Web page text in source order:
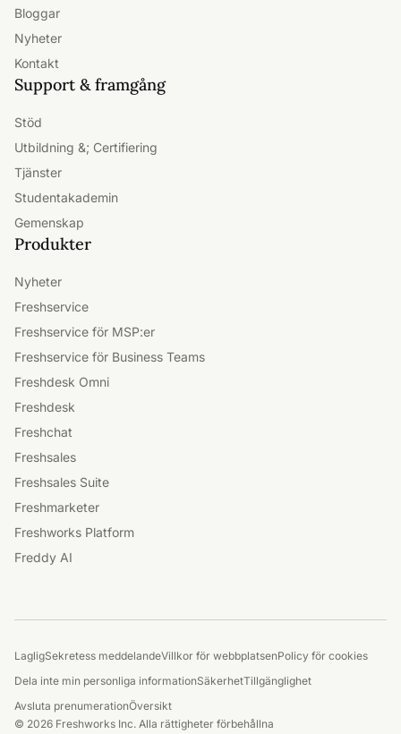
Bloggar
Nyheter
Kontakt
Support & framgång
Stöd
Utbildning &; Certifiering
Tjänster
Studentakademin
Gemenskap
Produkter
Nyheter
Freshservice
Freshservice för MSP:er
Freshservice för Business Teams
Freshdesk Omni
Freshdesk
Freshchat
Freshsales
Freshsales Suite
Freshmarketer
Freshworks Platform
Freddy AI
LagligSekretess meddelandeVillkor för webbplatsenPolicy för cookies
Dela inte min personliga informationSäkerhetTillgänglighet
Avsluta prenumerationÖversikt
© 2026 Freshworks Inc. Alla rättigheter förbehållna